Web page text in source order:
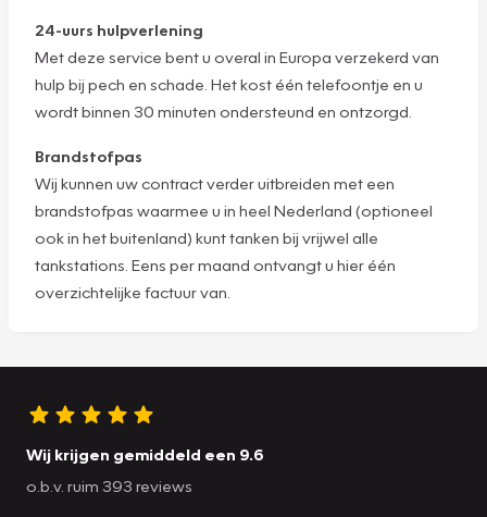
24-uurs hulpverlening
Met deze service bent u overal in Europa verzekerd van
hulp bij pech en schade. Het kost één telefoontje en u
wordt binnen 30 minuten ondersteund en ontzorgd.
Brandstofpas
Wij kunnen uw contract verder uitbreiden met een
brandstofpas waarmee u in heel Nederland (optioneel
ook in het buitenland) kunt tanken bij vrijwel alle
tankstations. Eens per maand ontvangt u hier één
overzichtelijke factuur van.
Wij krijgen gemiddeld een 9.6
o.b.v. ruim 393 reviews